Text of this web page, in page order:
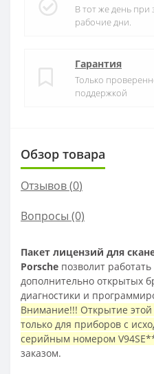
В тот же день при
рабочие дни.
Гарантия
Только
поддержкой
Обзор товара
Отзывов (0)
Вопросы (0)
Пакет лицензий для
Porsche позволит
дополнительно открытых
диагностики и
Внимание!!! Открытие
только для приборов с
серийным номером
заказом.